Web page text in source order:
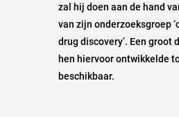
zal hij doen aan de hand
van zijn onderzoeksgroep
drug discovery’. Een groot
hen hiervoor ontwikkelde
beschikbaar.